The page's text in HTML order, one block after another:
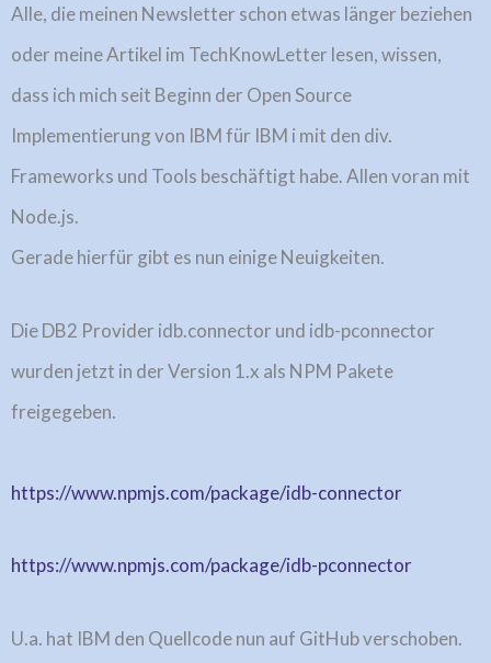
Alle, die meinen Newsletter schon etwas länger beziehen
oder meine Artikel im TechKnowLetter lesen, wissen,
dass ich mich seit Beginn der Open Source
Implementierung von IBM für IBM i mit den div.
Frameworks und Tools beschäftigt habe. Allen voran mit
Node.js.
Gerade hierfür gibt es nun einige Neuigkeiten.
Die DB2 Provider idb.connector und idb-pconnector
wurden jetzt in der Version 1.x als NPM Pakete
freigegeben.
https://www.npmjs.com/package/idb-connector
https://www.npmjs.com/package/idb-pconnector
U.a. hat IBM den Quellcode nun auf GitHub verschoben.